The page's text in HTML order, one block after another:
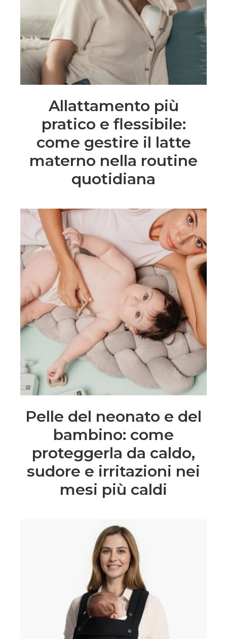
Allattamento più
pratico e flessibile:
come gestire il latte
materno nella routine
quotidiana
Pelle del neonato e del
bambino: come
proteggerla da caldo,
sudore e irritazioni nei
mesi più caldi